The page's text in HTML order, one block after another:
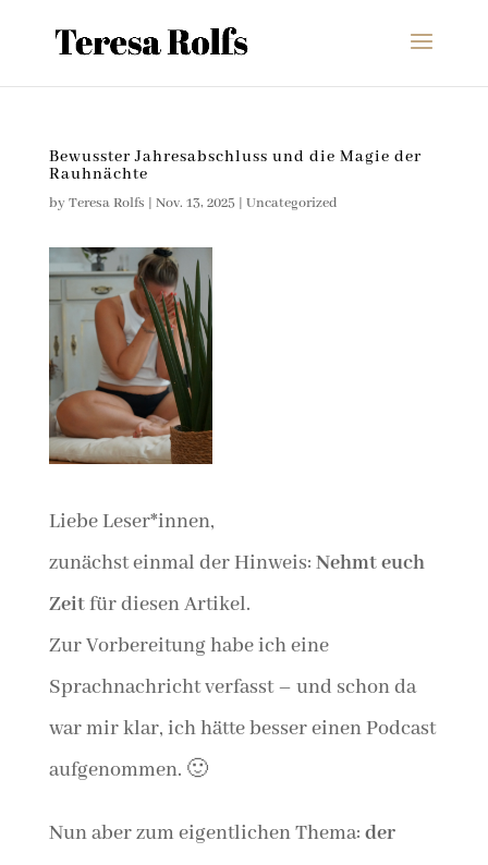
Bewusster Jahresabschluss und die Magie der
Rauhnächte
byTeresa Rolfs | Nov. 13, 2025 | Uncategorized
Liebe Leser*innen,
zunächst einmal der Hinweis: Nehmt euch
Zeitfür diesen Artikel.
Zur Vorbereitung habe ich eine
Sprachnachricht verfasst – und schon da
war mir klar, ich hätte besser einen Podcast
aufgenommen. 🙂
Nun aber zum eigentlichen Thema: der